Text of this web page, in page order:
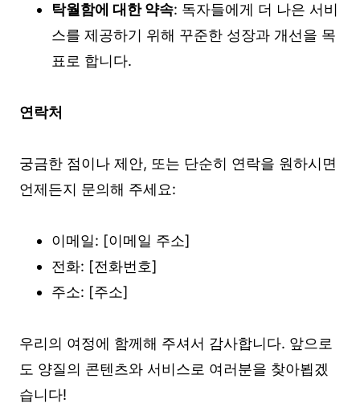
탁월함에 대한 약속: 독자들에게 더 나은 서비
스를 제공하기 위해 꾸준한 성장과 개선을 목
표로 합니다.
연락처
궁금한 점이나 제안, 또는 단순히 연락을 원하시면
언제든지 문의해 주세요:
이메일: [이메일 주소]
전화: [전화번호]
주소: [주소]
우리의 여정에 함께해 주셔서 감사합니다. 앞으로
도 양질의 콘텐츠와 서비스로 여러분을 찾아뵙겠
습니다!